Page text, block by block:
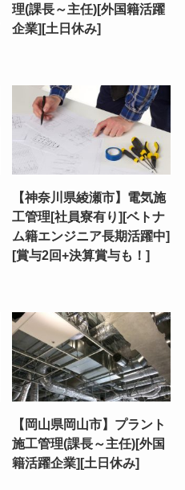
理(課長～主任)[外国籍活躍
企業][土日休み]
【神奈川県綾瀬市】電気施
工管理[社員寮有り][ベトナ
ム籍エンジニア長期活躍中]
[賞与2回+決算賞与も！]
【岡山県岡山市】プラント
施工管理(課長～主任)[外国
籍活躍企業][土日休み]